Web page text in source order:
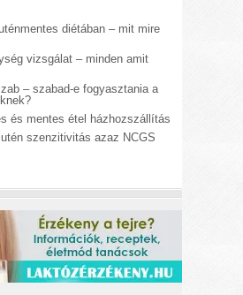
diétában – mit mire
vizsgálat – minden amit
– szabad-e fogyasztania a
és mentes étel házhozszállítás
szenzitivitás azaz NCGS